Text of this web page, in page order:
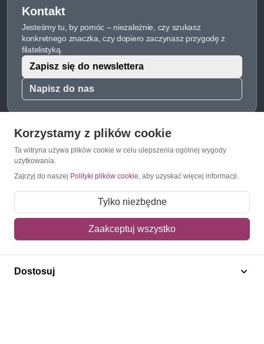
Kontakt
Jesteśmy tu, by pomóc – niezależnie, czy szukasz
konkretnego znaczka, czy dopiero zaczynasz przygodę z
filatelistyką.
Napisz do nas
Zapisz się do newslettera
O Znaczkopol.pl
O nas
Regulamin
Polityka prywatności
Korzystamy z plików cookie
Ta witryna używa plików cookie w celu ulepszenia ogólnej wygody
użytkowania.
Zajrzyj do naszej Polityki plików cookie, aby uzyskać więcej informacji.
Tylko niezbędne
Zaakceptuj wszystko
Dostosuj